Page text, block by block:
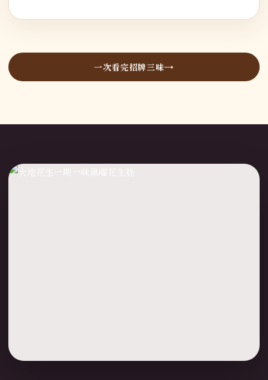
一次看完招牌三味